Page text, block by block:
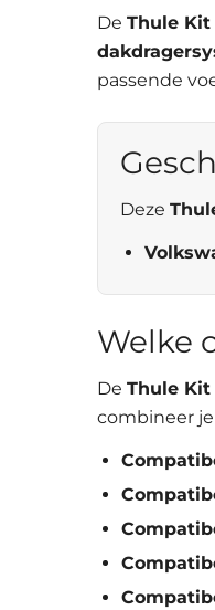
De Thule Kit
passende
Deze
Welke
De Thule Kit
combineer